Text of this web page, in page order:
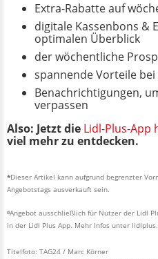
Extra-Rabatte auf
digitale Kassenbons &
optimalen Überblick
der wöchentliche
spannende Vorteile
Benachrichtigungen,
verpassen
Also: Jetzt die Lidl-Plus-App
viel mehr zu entdecken.
*Dieser Artikel kann aufgrund begrenzter
Angebotstags ausverkauft sein.
ᵈAngebot ausschließlich für Nutzer der Lidl
in der Lidl Plus App. Mehr Infos unter
Titelfoto: TAG24 / Marc Körner